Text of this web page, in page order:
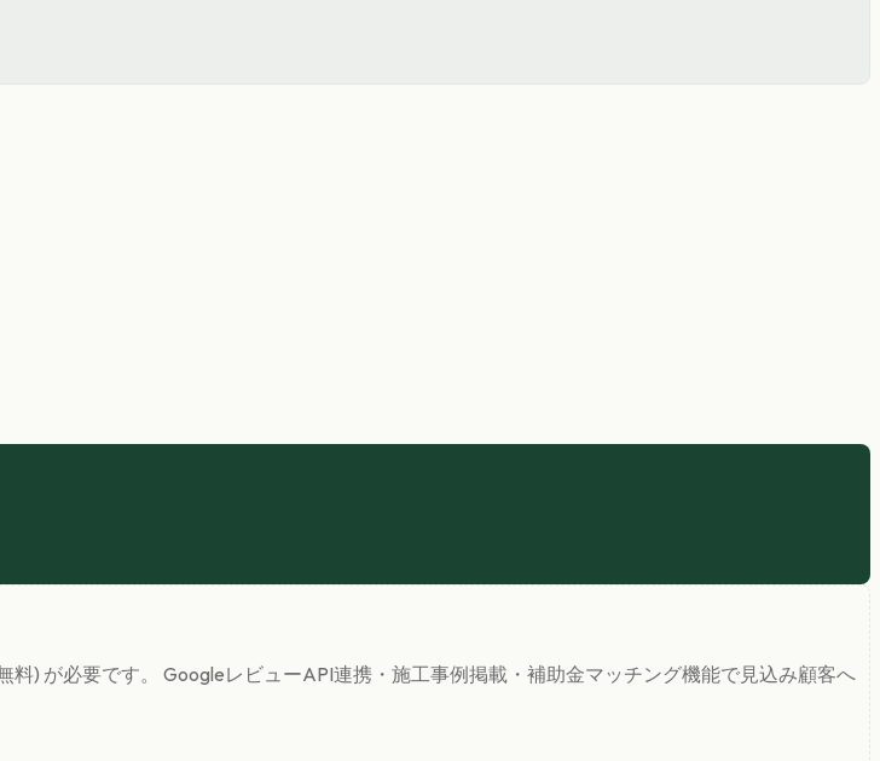
) が必要です。 GoogleレビューAPI連携・施工事例掲載・補助金マッチング機能で見込み顧客へ